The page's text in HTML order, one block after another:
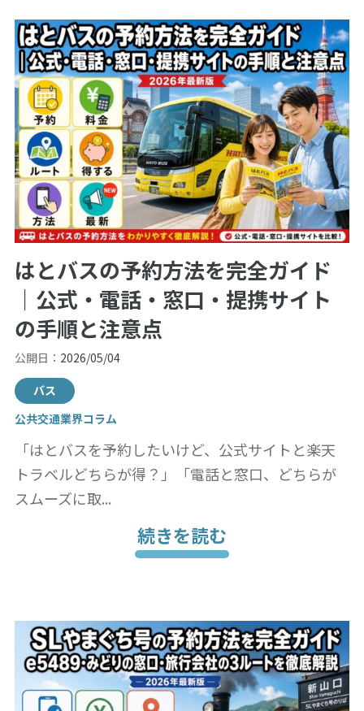
はとバスの予約方法を完全ガイド
｜公式・電話・窓口・提携サイト
の手順と注意点
公開日： 2026/05/04
バス
公共交通業界コラム
「はとバスを予約したいけど、公式サイトと楽天
トラベルどちらが得？」「電話と窓口、どちらが
スムーズに取...
続きを読む